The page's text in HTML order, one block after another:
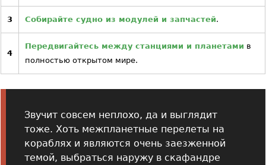
3 Собирайте судно из модулей и запчастей.
4
Передвигайтесь между станциями и планетами в
полностью открытом мире.
Звучит совсем неплохо, да и выглядит
тоже. Хоть межпланетные перелеты на
кораблях и являются очень заезженной
темой, выбраться наружу в скафандре